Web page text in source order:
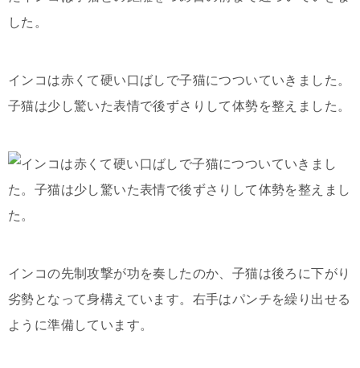
インコは赤くて硬い口ばしで子猫につついていきました。
子猫は少し驚いた表情で後ずさりして体勢を整えました。
インコの先制攻撃が功を奏したのか、子猫は後ろに下がり
劣勢となって身構えています。右手はパンチを繰り出せる
ように準備しています。